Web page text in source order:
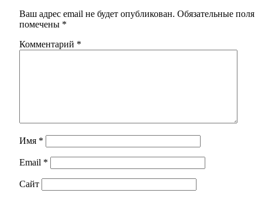
Ваш адрес email не будет опубликован. Обязательные поля
помечены *
Комментарий *
Имя *
Email *
Сайт